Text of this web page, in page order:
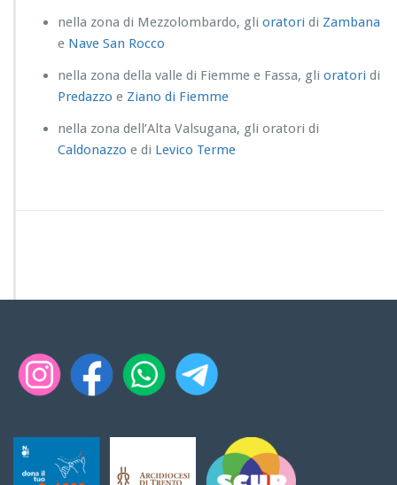
nella zona di Mezzolombardo, gli oratori di Zambana
e Nave San Rocco
nella zona della valle di Fiemme e Fassa, gli oratori di
Predazzo e Ziano di Fiemme
nella zona dell’Alta Valsugana, gli oratori di
Caldonazzo e di Levico Terme